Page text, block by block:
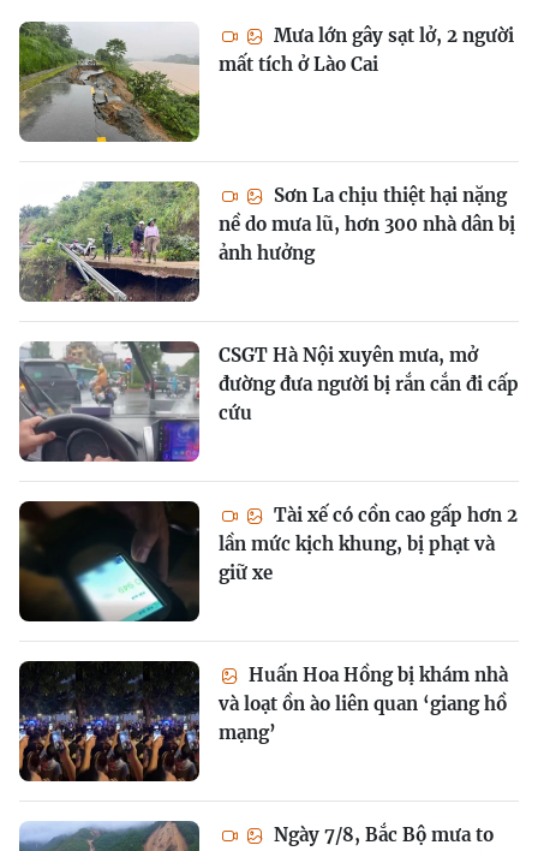
Mưa lớn gây sạt lở, 2 người
mất tích ở Lào Cai
Sơn La chịu thiệt hại nặng
nề do mưa lũ, hơn 300 nhà dân bị
ảnh hưởng
CSGT Hà Nội xuyên mưa, mở
đường đưa người bị rắn cắn đi cấp
cứu
Tài xế có cồn cao gấp hơn 2
lần mức kịch khung, bị phạt và
giữ xe
Huấn Hoa Hồng bị khám nhà
và loạt ồn ào liên quan ‘giang hồ
mạng’
Ngày 7/8, Bắc Bộ mưa to